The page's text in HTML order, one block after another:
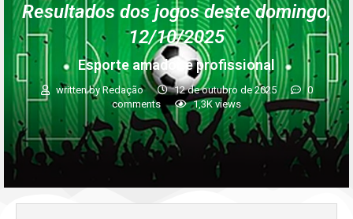
Resultados dos jogos deste domingo,
12/10/2025
Esporte amador e profissional
written byRedação 12 de outubro de 2025
0
comments
1,3Kviews